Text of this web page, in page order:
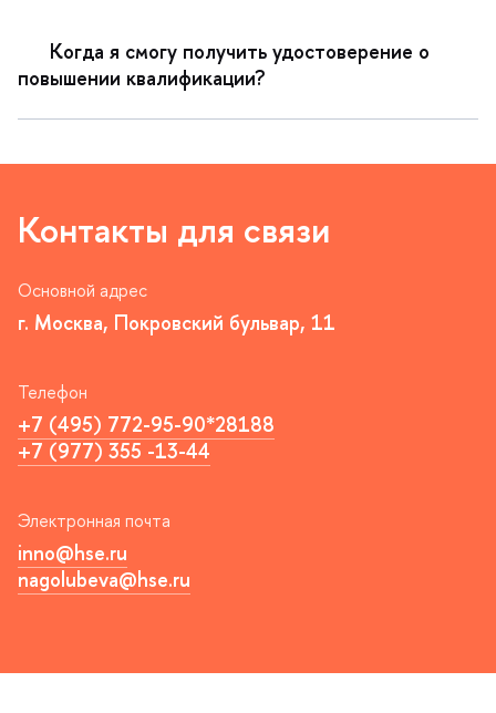
Когда я смогу получить удостоверение о
повышении квалификации?
Контакты для связи
Основной адрес
. Москва, Покровский бульвар, 11
Телефон
+7 (495) 772-95-90*28188
+7 (977) 355 -13-44
Электронная почта
inno@hse.ru
nagolubeva@hse.ru